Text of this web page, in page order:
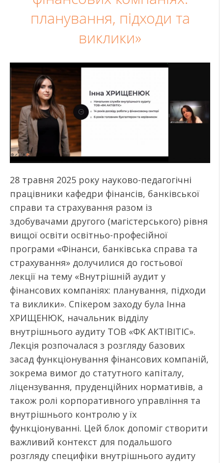
планування, підходи та
виклики»
28 травня 2025 року науково-педагогічні
працівники кафедри фінансів, банківської
справи та страхування разом із
здобувачами другого (магістерського) рівня
вищої освіти освітньо-професійної
програми «Фінанси, банківська справа та
страхування» долучилися до гостьової
лекції на тему «Внутрішній аудит у
фінансових компаніях: планування, підходи
та виклики». Спікером заходу була Інна
ХРИЩЕНЮК, начальник відділу
внутрішнього аудиту ТОВ «ФК АКТІВІТІС».
Лекція розпочалася з розгляду базових
засад функціонування фінансових компаній,
зокрема вимог до статутного капіталу,
ліцензування, пруденційних нормативів, а
також ролі корпоративного управління та
внутрішнього контролю у їх
функціонуванні. Цей блок допоміг створити
важливий контекст для подальшого
розгляду специфіки внутрішнього аудиту